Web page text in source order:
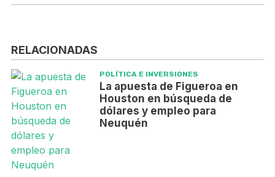
RELACIONADAS
POLÍTICA E INVERSIONES
La apuesta de Figueroa en
Houston en búsqueda de
dólares y empleo para
Neuquén